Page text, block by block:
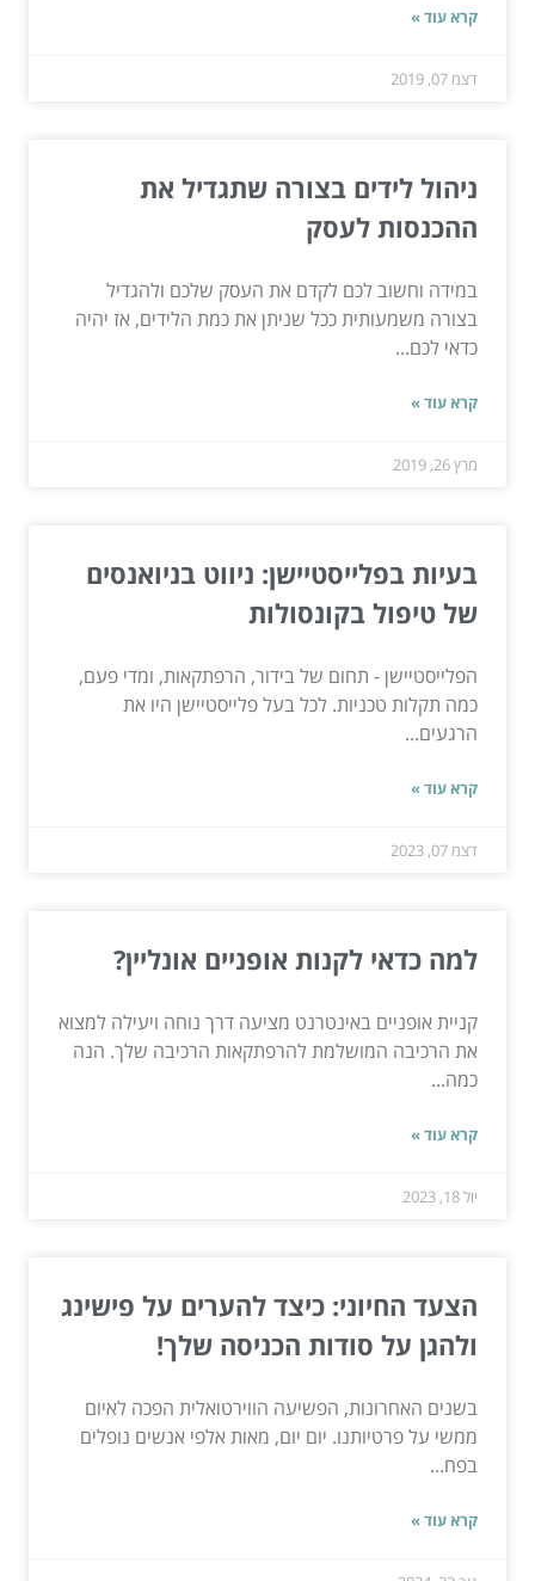
קרא עוד »
דצמ 07, 2019
ניהול לידים בצורה שתגדיל את
ההכנסות לעסק
במידה וחשוב לכם לקדם את העסק שלכם ולהגדיל
בצורה משמעותית ככל שניתן את כמת הלידים, אז יהיה
כדאי לכם...
קרא עוד »
מרץ 26, 2019
בעיות בפלייסטיישן: ניווט בניואנסים
של טיפול בקונסולות
הפלייסטיישן - תחום של בידור, הרפתקאות, ומדי פעם,
כמה תקלות טכניות. לכל בעל פלייסטיישן היו את
הרגעים...
קרא עוד »
דצמ 07, 2023
למה כדאי לקנות אופניים אונליין?
קניית אופניים באינטרנט מציעה דרך נוחה ויעילה למצוא
את הרכיבה המושלמת להרפתקאות הרכיבה שלך. הנה
כמה...
קרא עוד »
יול 18, 2023
הצעד החיוני: כיצד להערים על פישינג
ולהגן על סודות הכניסה שלך!
בשנים האחרונות, הפשיעה הווירטואלית הפכה לאיום
ממשי על פרטיותנו. יום יום, מאות אלפי אנשים נופלים
בפח...
קרא עוד »